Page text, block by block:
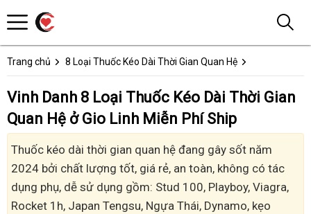
Trang chủ 8 Loại Thuốc Kéo Dài Thời Gian Quan Hệ
Vinh Danh 8 Loại Thuốc Kéo Dài Thời Gian
Quan Hệ ở Gio Linh Miễn Phí Ship
Thuốc kéo dài thời gian quan hệ đang gây sốt năm
2024 bởi chất lượng tốt, giá rẻ, an toàn, không có tác
dụng phụ, dễ sử dụng gồm: Stud 100, Playboy, Viagra,
Rocket 1h, Japan Tengsu, Ngựa Thái, Dynamo, kẹo